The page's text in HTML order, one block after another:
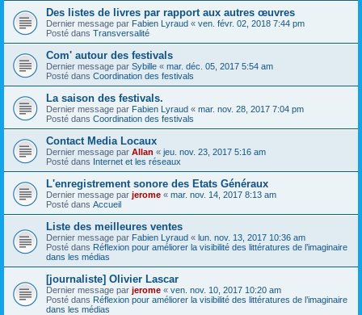
Des listes de livres par rapport aux autres œuvres
Dernier message par Fabien Lyraud « ven. févr. 02, 2018 7:44 pm
Posté dans Transversalité
Com' autour des festivals
Dernier message par Sybille « mar. déc. 05, 2017 5:54 am
Posté dans Coordination des festivals
La saison des festivals.
Dernier message par Fabien Lyraud « mar. nov. 28, 2017 7:04 pm
Posté dans Coordination des festivals
Contact Media Locaux
Dernier message par Allan « jeu. nov. 23, 2017 5:16 am
Posté dans Internet et les réseaux
L'enregistrement sonore des Etats Généraux
Dernier message par jerome « mar. nov. 14, 2017 8:13 am
Posté dans Accueil
Liste des meilleures ventes
Dernier message par Fabien Lyraud « lun. nov. 13, 2017 10:36 am
Posté dans Réflexion pour améliorer la visibilité des littératures de l’imaginaire
dans les médias
[journaliste] Olivier Lascar
Dernier message par jerome « ven. nov. 10, 2017 10:20 am
Posté dans Réflexion pour améliorer la visibilité des littératures de l’imaginaire
dans les médias